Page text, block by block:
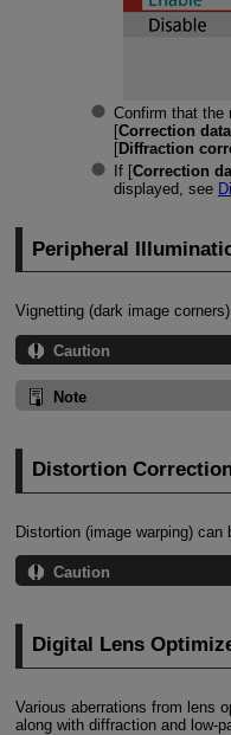
Confirm that the
[Correction
[Diffraction
If [Correction
displayed, see
Peripheral
Vignetting (dark image
Caution
Note
Distortion
Distortion (image warping) can
Caution
Digital Lens
Various aberrations from lens
along with diffraction and low-